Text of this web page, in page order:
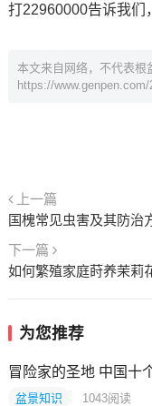
打22960000告诉我们
本文来自网络，不代表根
https://www.genpen.com/
上一篇
国槐常见虫害及其防治
下一篇
如何繁殖家庭莳养茉莉
为您推荐
冒险家的圣地 中国十
盆景知识 1043阅读